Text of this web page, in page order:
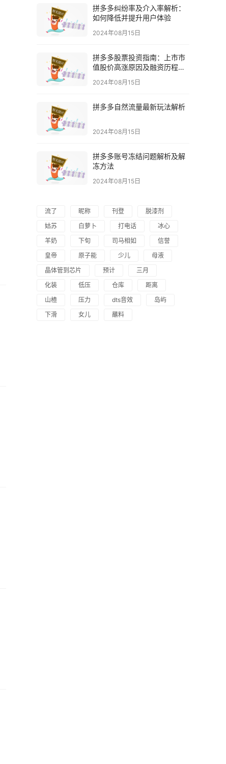
拼多多纠纷率及介入率解析：
如何降低并提升用户体验
2024年08月15日
拼多多股票投资指南：上市市
值股价高涨原因及融资历程解
2024年08月15日
拼多多自然流量最新玩法解析
2024年08月15日
拼多多账号冻结问题解析及解
冻方法
2024年08月15日
流了 昵称 刊登
脱漆剂
姑苏
白萝卜 打电话
冰心
羊奶
下旬 司马相如
信誉
皇帝
原子能 少儿
母液
晶体管到芯片
预计
三月
化装
低压 仓库
距离
山楂
压力 dts音效
岛屿
下滑
女儿 蘸料